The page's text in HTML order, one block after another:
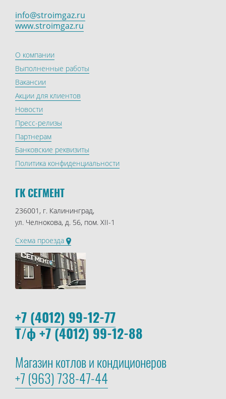
info@stroimgaz.ru
www.stroimgaz.ru
О компании
Выполненные работы
Вакансии
Акции для клиентов
Новости
Пресс-релизы
Партнерам
Банковские реквизиты
Политика конфиденциальности
ГК СЕГМЕНТ
236001, г. Калининград,
ул. Челнокова, д. 56, пом. XII-1
Схема проезда
+7 (4012) 99-12-77
Т/ф +7 (4012) 99-12-88
Магазин котлов и кондиционеров
+7 (963) 738-47-44